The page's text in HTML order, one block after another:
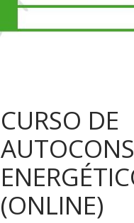
CURSO DE
(ONLINE)